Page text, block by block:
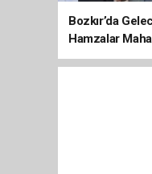
Bozkır’da
Hamzalar
Kursu İnşaatı